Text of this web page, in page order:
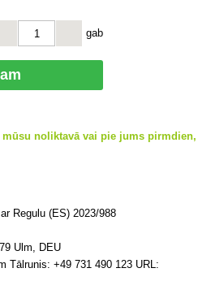
gab
mūsu noliktavā vai pie jums pirmdien,
Regulu (ES) 2023/988
Ulm, DEU
Tālrunis: +49 731 490 123 URL: